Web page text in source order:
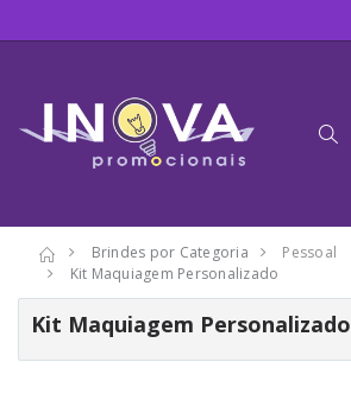
Brindes por Categoria
Pessoal
Kit Maquiagem Personalizado
Kit Maquiagem Personalizado